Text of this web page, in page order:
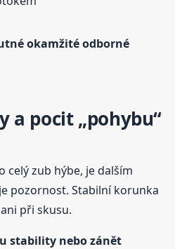
okamžité odborné
a pocit „pohybu“
celý zub hýbe, je dalším
pozornost. Stabilní korunka
při skusu.
stability nebo zánět